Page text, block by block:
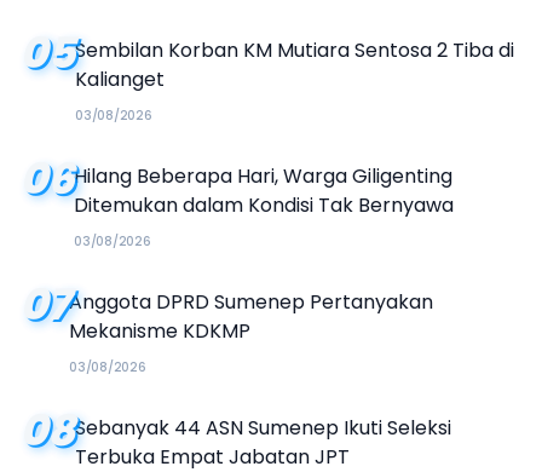
05Sembilan Korban KM Mutiara Sentosa 2 Tiba di
Kalianget
03/08/2026
06Hilang Beberapa Hari, Warga Giligenting
Ditemukan dalam Kondisi Tak Bernyawa
03/08/2026
07Anggota DPRD Sumenep Pertanyakan
Mekanisme KDKMP
03/08/2026
08Sebanyak 44 ASN Sumenep Ikuti Seleksi
Terbuka Empat Jabatan JPT